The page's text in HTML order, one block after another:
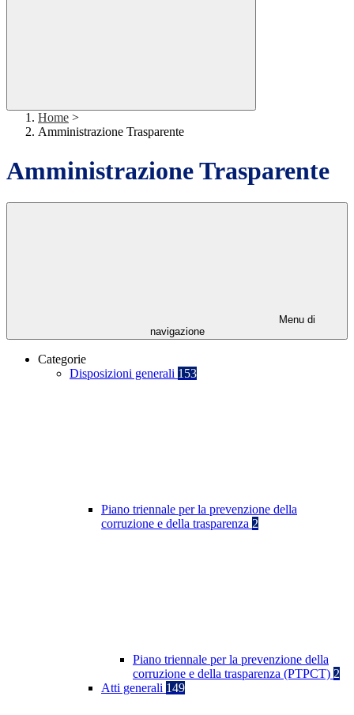
Home >
Amministrazione Trasparente
Amministrazione Trasparente
Menu di
navigazione
Categorie
Disposizioni generali 153
Piano triennale per la prevenzione della
corruzione e della trasparenza 2
Piano triennale per la prevenzione della
corruzione e della trasparenza (PTPCT) 2
Atti generali 149